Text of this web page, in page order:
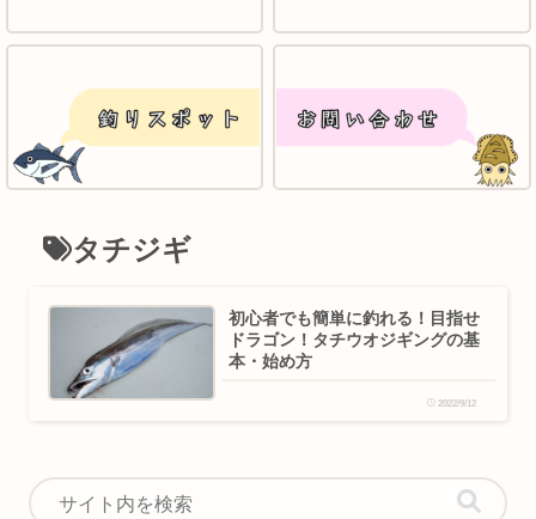
タチジギ
初心者でも簡単に釣れる！目指せ
ドラゴン！タチウオジギングの基
本・始め方
2022/9/12